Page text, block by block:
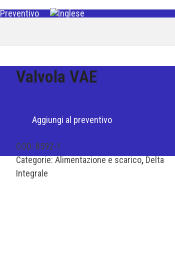
Preventivo
Valvola VAE
Aggiungi al preventivo
COD: 8592-1
Categorie: Alimentazione e scarico, Delta
Integrale